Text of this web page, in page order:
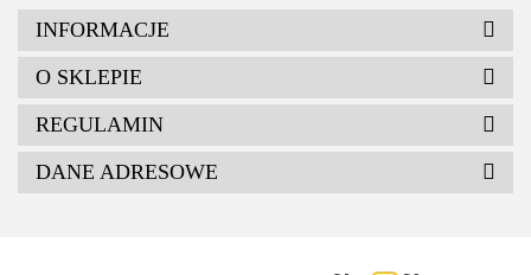
INFORMACJE
O SKLEPIE
REGULAMIN
DANE ADRESOWE